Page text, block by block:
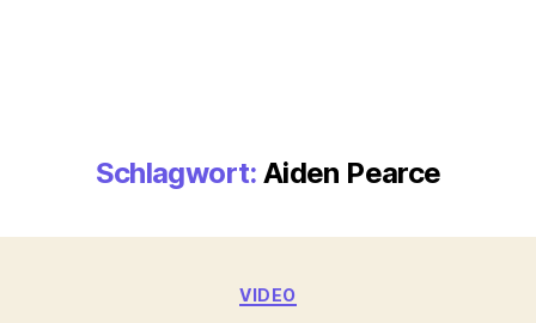
Schlagwort: Aiden Pearce
Kategorien
VIDEO